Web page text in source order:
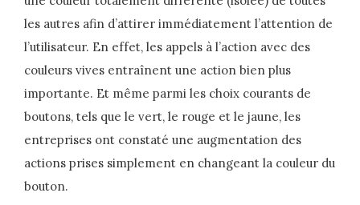
les autres afin d’attirer immédiatement l’attention de
l’utilisateur. En effet, les appels à l’action avec des
couleurs vives entraînent une action bien plus
importante. Et même parmi les choix courants de
boutons, tels que le vert, le rouge et le jaune, les
entreprises ont constaté une augmentation des
actions prises simplement en changeant la couleur du
bouton.